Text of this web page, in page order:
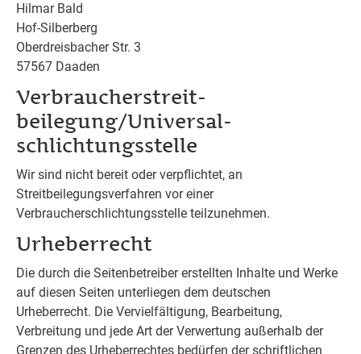
Hilmar Bald
Hof-Silberberg
Oberdreisbacher Str. 3
57567 Daaden
Verbraucher­streit­
beilegung/Universal­
schlichtungs­stelle
Wir sind nicht bereit oder verpflichtet, an
Streitbeilegungsverfahren vor einer
Verbraucherschlichtungsstelle teilzunehmen.
Urheberrecht
Die durch die Seitenbetreiber erstellten Inhalte und Werke
auf diesen Seiten unterliegen dem deutschen
Urheberrecht. Die Vervielfältigung, Bearbeitung,
Verbreitung und jede Art der Verwertung außerhalb der
Grenzen des Urheberrechtes bedürfen der schriftlichen